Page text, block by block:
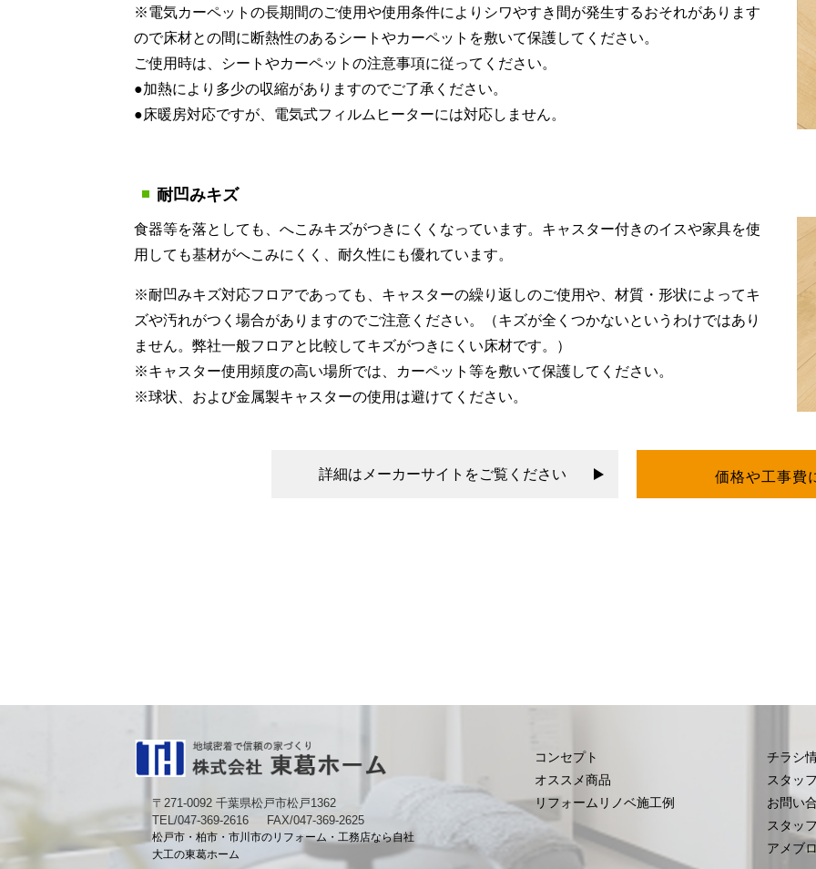
※電気カーペットの長期間のご使用や使用条件によりシワやすき間が発生するおそれがあります
ので床材との間に断熱性のあるシートやカーペットを敷いて保護してください。
ご使用時は、シートやカーペットの注意事項に従ってください。
●加熱により多少の収縮がありますのでご了承ください。
●床暖房対応ですが、電気式フィルムヒーターには対応しません。
耐凹みキズ
食器等を落としても、へこみキズがつきにくくなっています。キャスター付きのイスや家具を使
用しても基材がへこみにくく、耐久性にも優れています。
※耐凹みキズ対応フロアであっても、キャスターの繰り返しのご使用や、材質・形状によってキ
ズや汚れがつく場合がありますのでご注意ください。（キズが全くつかないというわけではあり
ません。弊社一般フロアと比較してキズがつきにくい床材です。）
※キャスター使用頻度の高い場所では、カーペット等を敷いて保護してください。
※球状、および金属製キャスターの使用は避けてください。
詳細はメーカーサイトをご覧ください 価格や工事費
コンセプト
オススメ商品
リフォームリノベ施工例
チラシ
スタッ
お問い
スタッ
アメブ
〒271-0092 千葉県松戸市松戸1362
TEL/047-369-2616
FAX/047-369-2625
松戸市・柏市・市川市のリフォーム・工務店なら自社
大工の東葛ホーム